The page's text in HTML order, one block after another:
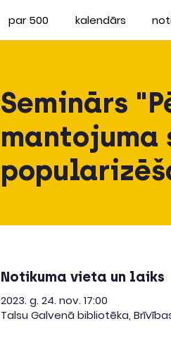
par 500 kalendārs
Seminārs
mantojuma
Notikuma vieta un laiks
2023. g. 24. nov. 17:00
Talsu Galvenā bibliotēka,